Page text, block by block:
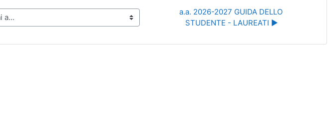
a.a. 2026-2027 GUIDA DELLO
STUDENTE - LAUREATI ▶︎